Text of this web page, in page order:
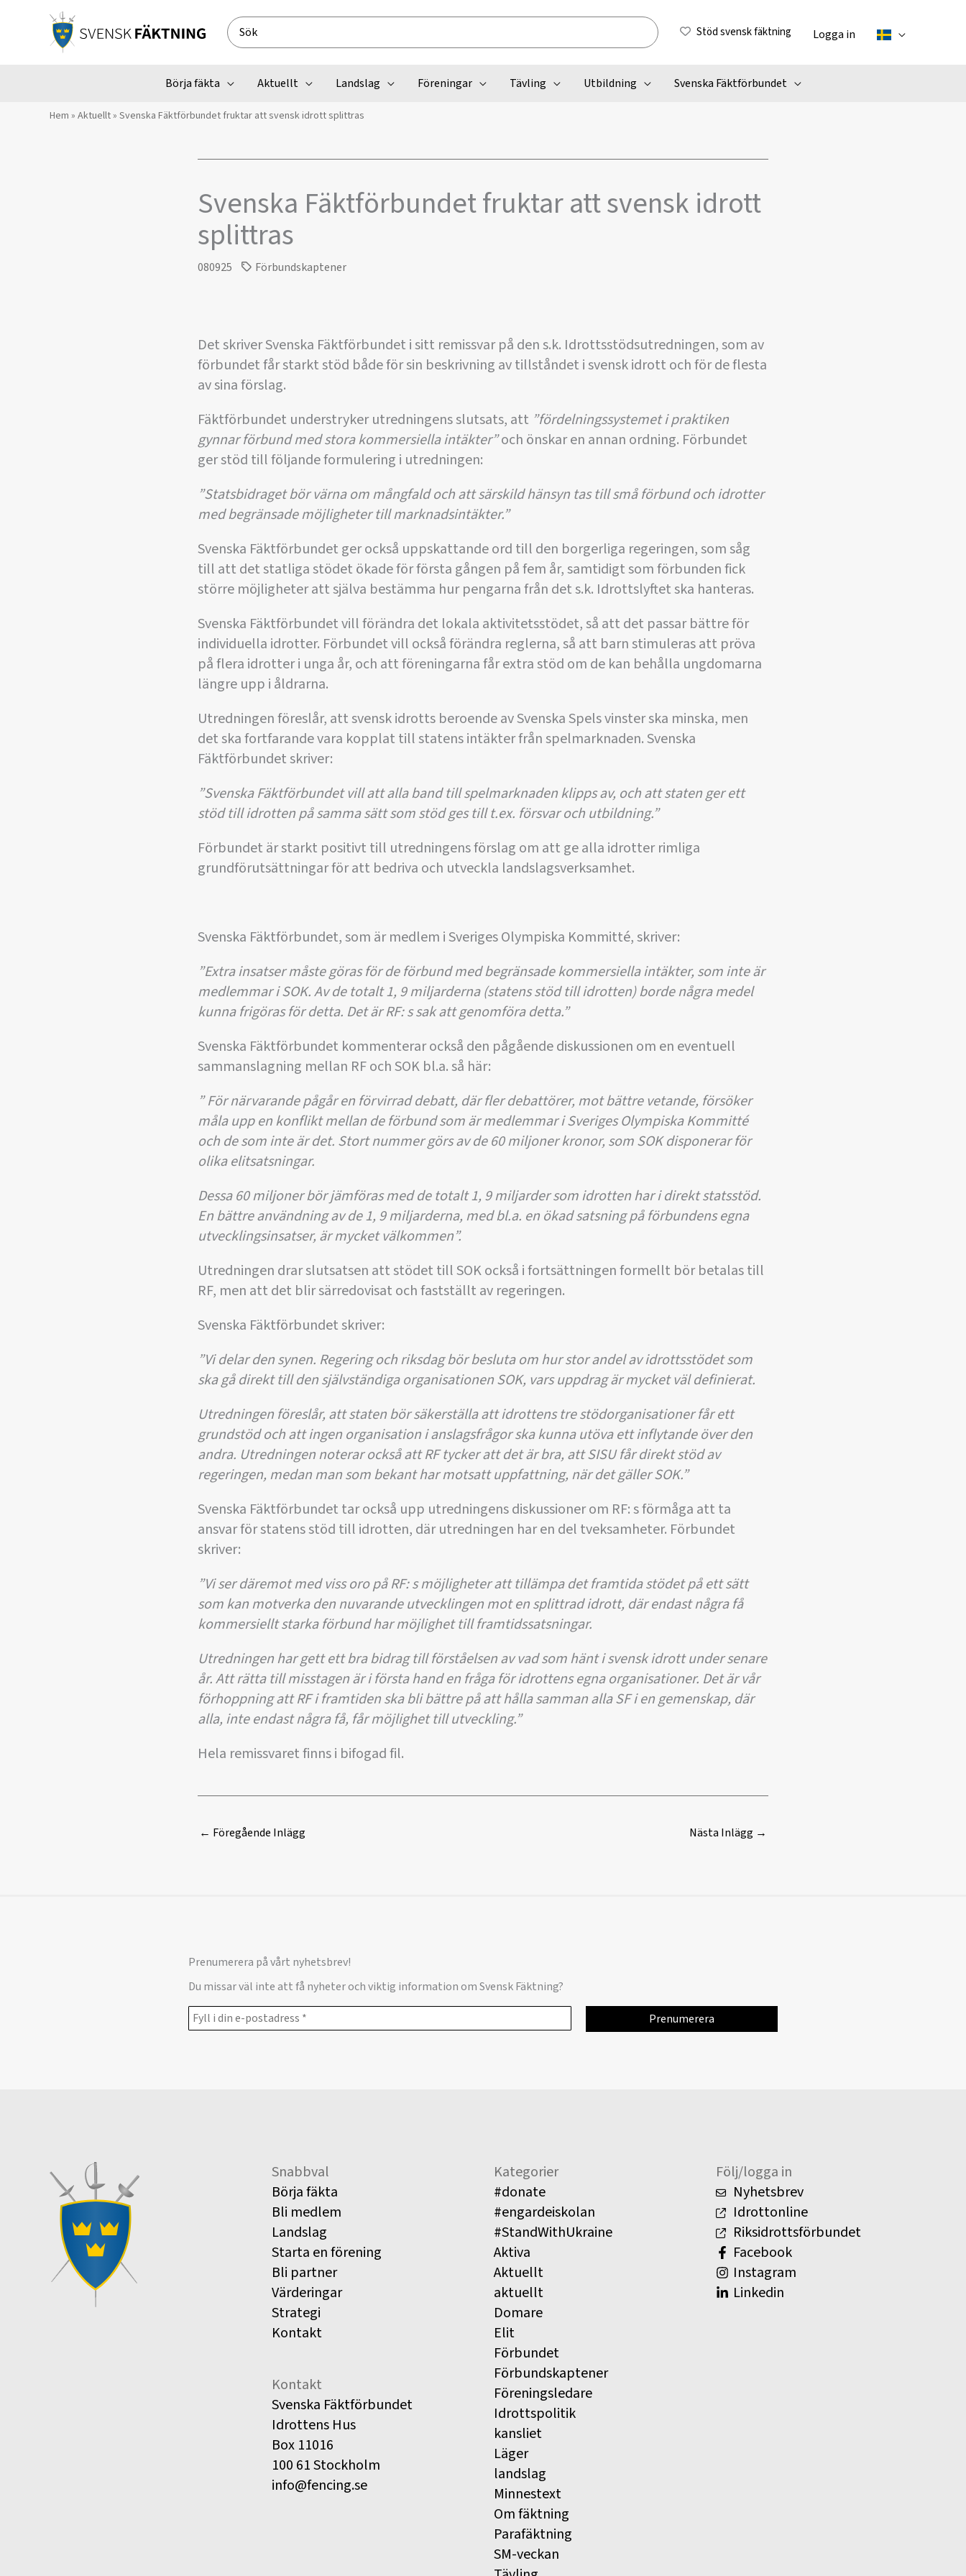
Search
for:
Stöd svensk fäktning Logga in
Börja fäkta Aktuellt Landslag Föreningar Tävling Utbildning Svenska Fäktförbundet
Hem » Aktuellt» Svenska Fäktförbundet fruktar att svensk idrott splittras
Svenska Fäktförbundet fruktar att svensk idrott
splittras
080925 Förbundskaptener
Det skriver Svenska Fäktförbundet i sitt remissvar på den s.k. Idrottsstödsutredningen, som av
förbundet får starkt stöd både för sin beskrivning av tillståndet i svensk idrott och för de flesta
av sina förslag.
Fäktförbundet understryker utredningens slutsats, att ”fördelningssystemet i praktiken
gynnar förbund med stora kommersiella intäkter”och önskar en annan ordning. Förbundet
ger stöd till följande formulering i utredningen:
”Statsbidraget bör värna om mångfald och att särskild hänsyn tas till små förbund och idrotter
med begränsade möjligheter till marknadsintäkter.”
Svenska Fäktförbundet ger också uppskattande ord till den borgerliga regeringen, som såg
till att det statliga stödet ökade för första gången på fem år, samtidigt som förbunden fick
större möjligheter att själva bestämma hur pengarna från det s.k. Idrottslyftet ska hanteras.
Svenska Fäktförbundet vill förändra det lokala aktivitetsstödet, så att det passar bättre för
individuella idrotter. Förbundet vill också förändra reglerna, så att barn stimuleras att pröva
på flera idrotter i unga år, och att föreningarna får extra stöd om de kan behålla ungdomarna
längre upp i åldrarna.
Utredningen föreslår, att svensk idrotts beroende av Svenska Spels vinster ska minska, men
det ska fortfarande vara kopplat till statens intäkter från spelmarknaden. Svenska
Fäktförbundet skriver:
”Svenska Fäktförbundet vill att alla band till spelmarknaden klipps av, och att staten ger ett
stöd till idrotten på samma sätt som stöd ges till t.ex. försvar och utbildning.”
Förbundet är starkt positivt till utredningens förslag om att ge alla idrotter rimliga
grundförutsättningar för att bedriva och utveckla landslagsverksamhet.
Svenska Fäktförbundet, som är medlem i Sveriges Olympiska Kommitté, skriver:
”Extra insatser måste göras för de förbund med begränsade kommersiella intäkter, som inte är
medlemmar i SOK. Av de totalt 1, 9 miljarderna (statens stöd till idrotten) borde några medel
kunna frigöras för detta. Det är RF: s sak att genomföra detta.”
Svenska Fäktförbundet kommenterar också den pågående diskussionen om en eventuell
sammanslagning mellan RF och SOK bl.a. så här:
” För närvarande pågår en förvirrad debatt, där fler debattörer, mot bättre vetande, försöker
måla upp en konflikt mellan de förbund som är medlemmar i Sveriges Olympiska Kommitté
och de som inte är det. Stort nummer görs av de 60 miljoner kronor, som SOK disponerar för
olika elitsatsningar.
Dessa 60 miljoner bör jämföras med de totalt 1, 9 miljarder som idrotten har i direkt statsstöd.
En bättre användning av de 1, 9 miljarderna, med bl.a. en ökad satsning på förbundens egna
utvecklingsinsatser, är mycket välkommen”.
Utredningen drar slutsatsen att stödet till SOK också i fortsättningen formellt bör betalas till
RF, men att det blir särredovisat och fastställt av regeringen.
Svenska Fäktförbundet skriver:
”Vi delar den synen. Regering och riksdag bör besluta om hur stor andel av idrottsstödet som
ska gå direkt till den självständiga organisationen SOK, vars uppdrag är mycket väl definierat.
Utredningen föreslår, att staten bör säkerställa att idrottens tre stödorganisationer får ett
grundstöd och att ingen organisation i anslagsfrågor ska kunna utöva ett inflytande över den
andra. Utredningen noterar också att RF tycker att det är bra, att SISU får direkt stöd av
regeringen, medan man som bekant har motsatt uppfattning, när det gäller SOK.”
Svenska Fäktförbundet tar också upp utredningens diskussioner om RF: s förmåga att ta
ansvar för statens stöd till idrotten, där utredningen har en del tveksamheter. Förbundet
skriver:
”Vi ser däremot med viss oro på RF: s möjligheter att tillämpa det framtida stödet på ett sätt
som kan motverka den nuvarande utvecklingen mot en splittrad idrott, där endast några få
kommersiellt starka förbund har möjlighet till framtidssatsningar.
Utredningen har gett ett bra bidrag till förståelsen av vad som hänt i svensk idrott under senare
år. Att rätta till misstagen är i första hand en fråga för idrottens egna organisationer. Det är vår
förhoppning att RF i framtiden ska bli bättre på att hålla samman alla SF i en gemenskap, där
alla, inte endast några få, får möjlighet till utveckling.”
Hela remissvaret finns i bifogad fil.
← Föregående Inlägg Nästa Inlägg →
Prenumerera på vårt nyhetsbrev!
Du missar väl inte att få nyheter och viktig information om Svensk Fäktning?
Snabbval
Börja fäkta
Bli medlem
Landslag
Starta en förening
Bli partner
Värderingar
Strategi
Kontakt
Kontakt
Svenska Fäktförbundet
Idrottens Hus
Box 11016
100 61 Stockholm
info@fencing.se
Kategorier
#donate
#engardeiskolan
#StandWithUkraine
Aktiva
Aktuellt
aktuellt
Domare
Elit
Förbundet
Förbundskaptener
Föreningsledare
Idrottspolitik
kansliet
Läger
landslag
Minnestext
Om fäktning
Parafäktning
SM-veckan
Följ/logga in
Nyhetsbrev
Idrottonline
Riksidrottsförbundet
Facebook
Instagram
Linkedin